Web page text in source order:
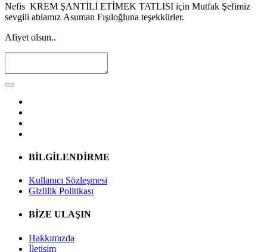
Nefis KREM ŞANTİLİ ETİMEK TATLISI için Mutfak Şefimiz
sevgili ablamız Asuman Fışıloğluna teşekkürler.
Afiyet olsun..
BİLGİLENDİRME
Kullanıcı Sözleşmesi
Gizlilik Politikası
BİZE ULAŞIN
Hakkımızda
İletişim